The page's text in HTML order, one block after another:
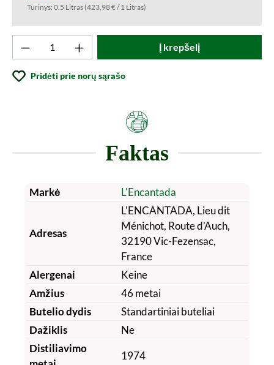
Turinys: 0.5 Litras(423,98 € / 1 Litras)
Produkto kiekis: Įveskite norimą vertę
Į krepšelį
Pridėti prie norų sąrašo
Faktas
Markė L'Encantada
Adresas
L'ENCANTADA, Lieu dit
Ménichot, Route d’Auch,
32190 Vic-Fezensac,
France
Alergenai
Keine
Amžius
46 metai
Butelio dydis
Standartiniai buteliai
Dažiklis
Ne
Distiliavimo
1974